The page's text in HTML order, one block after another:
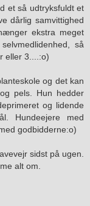
et så udtryksfuldt et
dårlig samvittighed
ekstra meget
så
eller 3....:o)
og det kan
pels. Hun hedder
og lidende
Hundeejere med
godbidderne:o)
sidst på ugen.
alt om.